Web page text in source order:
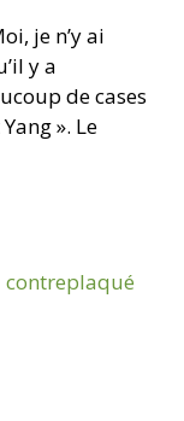
je n’y ai
y a
de cases
». Le